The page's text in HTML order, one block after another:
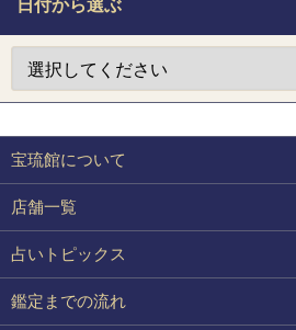
日付から選ぶ
宝琉館について
店舗一覧
占いトピックス
鑑定までの流れ